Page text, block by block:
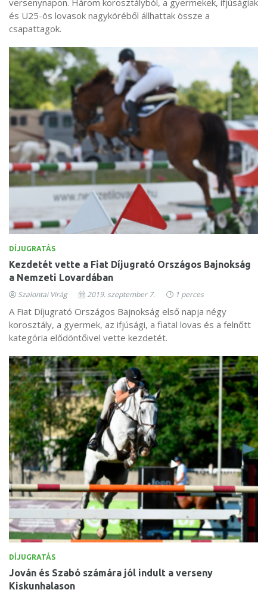
versenynapon. Három korosztályból, a gyermekek, ifjúságiak
és U25-ös lovasok nagyköréből állhattak össze a
csapattagok.
DÍJUGRATÁS
Kezdetét vette a Fiat Díjugrató Országos Bajnokság
a Nemzeti Lovardában
Szalontai Virág 2019. szeptember 7. 1 perces
A Fiat Díjugrató Országos Bajnokság első napja négy
korosztály, a gyermek, az ifjúsági, a fiatal lovas és a felnőtt
kategória elődöntőivel vette kezdetét.
DÍJUGRATÁS
Jován és Szabó számára jól indult a verseny
Kiskunhalason